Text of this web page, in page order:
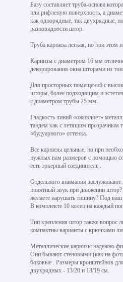
Базу составляет труба-основа
или рифленую поверхность, а
как однорядные, так двухрядные,
разновидности штор.
Труба карниза легкая, но при
Карнизы с диаметром 16 мм
декорирования окна шторами из
Для просторных помещений с
шторы, более подходящим и
с диаметром трубы 25 мм.
Гладкость линий «оживляет»
тандем как с летящим прозрачным
«будуарного» оттенка.
Все карнизы цельные, но при
нужных вам размеров с помощью
есть эркерный соединитель .
Отдельного внимания заслуживают
приятный звук при движении
желаете нарушать тишину? Под ваш
В комплекте 10 колец на каждый
Тип крепления штор также вопрос
компактны варианты с крючками
Металлические карнизы надежно
Они бывают стеновыми (как на
боковые . Размеры кронштейнов
двухрядных - 13/20 и 13/19 см.